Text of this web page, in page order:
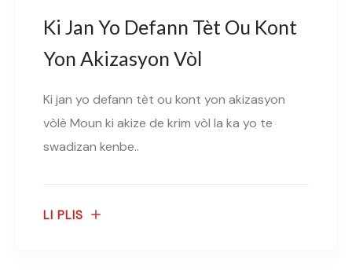
Ki Jan Yo Defann Tèt Ou Kont
Yon Akizasyon Vòl
Ki jan yo defann tèt ou kont yon akizasyon
vòlè Moun ki akize de krim vòl la ka yo te
swadizan kenbe..
LI PLIS